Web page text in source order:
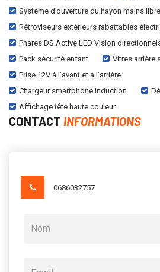
Système d’ouverture du hayon mains
Rétroviseurs extérieurs rabattables
Phares DS Active LED Vision
Pack sécurité enfant
Vitres arrière
Prise 12V à l’avant et à l’arrière
Chargeur smartphone induction
Affichage tête haute couleur
CONTACT INFORMATIONS
0686032757